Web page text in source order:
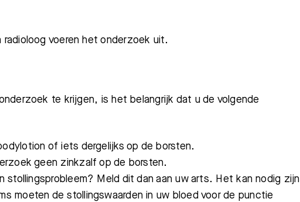
radioloog voeren het onderzoek uit.
te krijgen, is het belangrijk dat u de volgende
of iets dergelijks op de borsten.
geen zinkzalf op de borsten.
stollingsprobleem? Meld dit dan aan uw arts. Het kan nodig zijn
moeten de stollingswaarden in uw bloed voor de punctie